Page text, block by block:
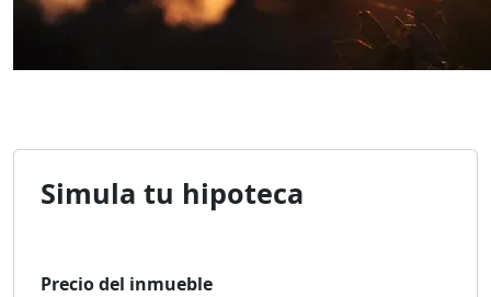
Simula tu hipoteca
Precio del inmueble